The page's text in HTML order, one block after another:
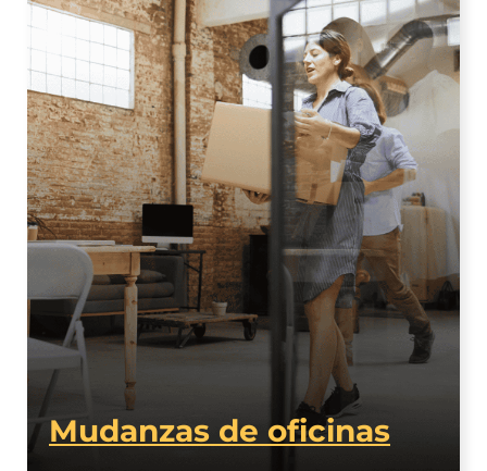
realizado durante todos
estos años y al gran
equipo que nos
acompaña en todos
nuestros trabajos,
facilitando a todos
nuestros clientes este
complicado proceso.
Mudanzas de oficinas